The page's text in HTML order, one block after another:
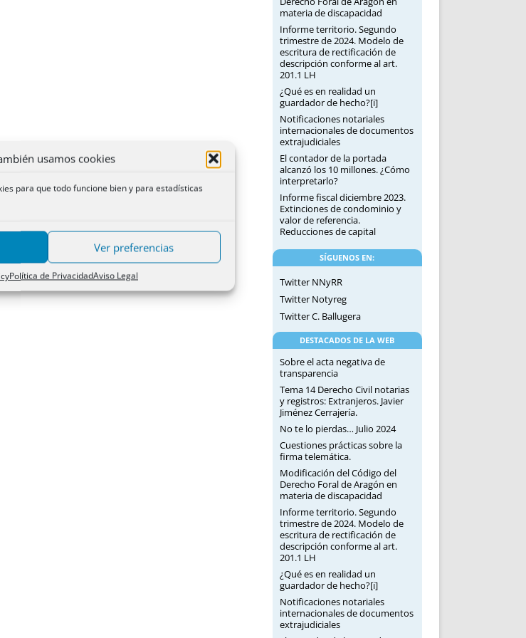
usamos cookies
para que todo funcione bien y para estadísticas
Ver preferencias
Política de PrivacidadAviso Legal
materia de discapacidad
Informe territorio. Segundo
trimestre de 2024. Modelo de
escritura de rectificación de
descripción conforme al art.
201.1 LH
¿Qué es en realidad un
guardador de hecho?[i]
Notificaciones notariales
internacionales de documentos
extrajudiciales
El contador de la portada
alcanzó los 10 millones. ¿Cómo
interpretarlo?
Informe fiscal diciembre 2023.
Extinciones de condominio y
valor de referencia.
Reducciones de capital
SÍGUENOS EN:
Twitter NNyRR
Twitter Notyreg
Twitter C. Ballugera
DESTACADOS DE LA WEB
Sobre el acta negativa de
transparencia
Tema 14 Derecho Civil notarias
y registros: Extranjeros. Javier
Jiménez Cerrajería.
No te lo pierdas… Julio 2024
Cuestiones prácticas sobre la
firma telemática.
Modificación del Código del
Derecho Foral de Aragón en
materia de discapacidad
Informe territorio. Segundo
trimestre de 2024. Modelo de
escritura de rectificación de
descripción conforme al art.
201.1 LH
¿Qué es en realidad un
guardador de hecho?[i]
Notificaciones notariales
internacionales de documentos
extrajudiciales